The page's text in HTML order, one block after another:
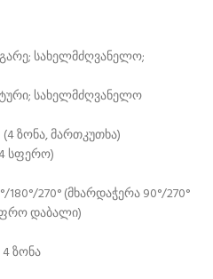
გარე; სახელმძღვანელო;
სახელმძღვანელო
ზონა, მართკუთხა)
სფერო)
270° (მხარდაჭერა 90°/270°
დაბალი)
ზონა